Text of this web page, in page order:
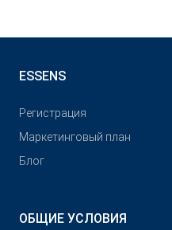
ESSENS
Pегистрация
Маркетинговый план
Блог
ОБЩИЕ УСЛОВИЯ